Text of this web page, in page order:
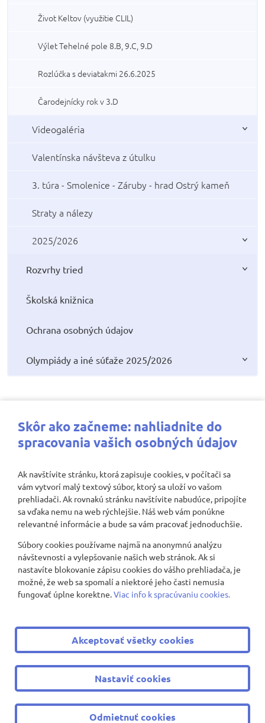
Život Keltov (využitie CLIL)
Výlet Tehelné pole 8.B, 9.C, 9.D
Rozlúčka s deviatakmi 26.6.2025
Čarodejnícky rok v 3.D
Videogaléria
Valentínska návšteva z útulku
3. túra - Smolenice - Záruby - hrad Ostrý kameň
Straty a nálezy
2025/2026
Rozvrhy tried
Školská knižnica
Ochrana osobných údajov
Olympiády a iné súťaže 2025/2026
Najbližšie aktivity
Nenašli sa žiadne záznamy
Zobraziť viac
© 2008 - 2026 ZŠ Nevädzová 2 | Všetky práva vyhradené
|
Ochrana osobných údajov |
Cookies nastavenie
Tvorba web stránokaredakčný systémodAlejTech, spol. s
r.o.
Skôr ako začneme: nahliadnite do
spracovania vašich osobných údajov
Ak navštívite stránku, ktorá zapisuje cookies, v počítači sa
vám vytvorí malý textový súbor, ktorý sa uloží vo vašom
prehliadači. Ak rovnakú stránku navštívite nabudúce, pripojíte
sa vďaka nemu na web rýchlejšie. Náš web vám ponúkne
relevantné informácie a bude sa vám pracovať jednoduchšie.
Súbory cookies používame najmä na anonymnú analýzu
návštevnosti a vylepšovanie našich web stránok. Ak si
nastavíte blokovanie zápisu cookies do vášho prehliadača, je
možné, že web sa spomalí a niektoré jeho časti nemusia
fungovať úplne korektne.Viac info k spracúvaniu cookies.
Akceptovať všetky cookies
Nastaviť cookies
Odmietnuť cookies